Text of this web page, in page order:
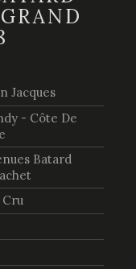
Jacques
- Côte De
Batard